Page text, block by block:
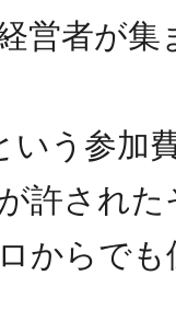
営者が
いう参加
許され
からで